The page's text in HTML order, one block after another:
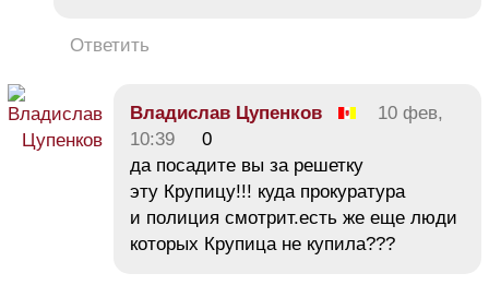
Ответить
Владислав Цупенков
10 фев,
10:39
0
да посадите вы за решетку
эту Крупицу!!! куда прокуратура
и полиция смотрит.есть же еще люди
которых Крупица не купила???